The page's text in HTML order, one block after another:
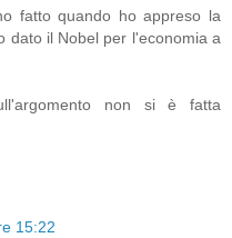
fatto quando ho appreso la
dato il Nobel per l'economia a
non si è fatta
15:22